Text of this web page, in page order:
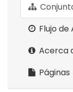
Flujo de
Acerca
Páginas